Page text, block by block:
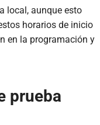
local, aunque esto
horarios de inicio
en la programación y
prueba